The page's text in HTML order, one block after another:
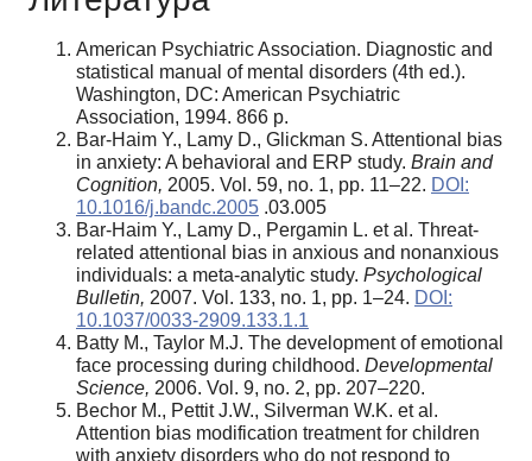
American Psychiatric Association. Diagnostic and
statistical manual of mental disorders (4th ed.).
Washington, DC: American Psychiatric
Association, 1994. 866 p.
Bar-Haim Y., Lamy D., Glickman S. Attentional bias
in anxiety: A behavioral and ERP study. Brain and
Cognition, 2005. Vol. 59, no. 1, pp. 11–22. DOI:
10.1016/j.bandc.2005 .03.005
Bar-Haim Y., Lamy D., Pergamin L. et al. Threat-
related attentional bias in anxious and nonanxious
individuals: a meta-analytic study. Psychological
Bulletin, 2007. Vol. 133, no. 1, pp. 1–24. DOI:
10.1037/0033-2909.133.1.1
Batty M., Taylor M.J. The development of emotional
face processing during childhood. Developmental
Science, 2006. Vol. 9, no. 2, pp. 207–220.
Bechor M., Pettit J.W., Silverman W.K. et al.
Attention bias modification treatment for children
with anxiety disorders who do not respond to